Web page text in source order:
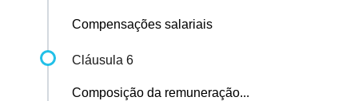
Compensações salariais
Cláusula 6
Composição da remuneração...